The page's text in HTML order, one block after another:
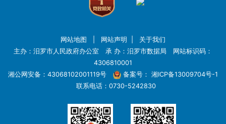
网站地图 网站声明
关于我们
主办：汨罗市人民政府办公室 承 办：汨罗市数据局 网站标识码：
4306810001
湘公网安备：43068102001119号
备案号： 湘ICP备13009704号-1
联系电话：0730-5242830